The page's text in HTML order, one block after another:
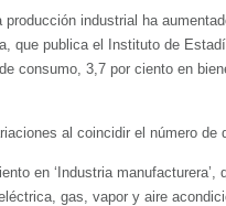
industrial ha
que publica el Instituto de
consumo, 3,7 por ciento en
al coincidir el número
en ‘Industria
gas, vapor y aire